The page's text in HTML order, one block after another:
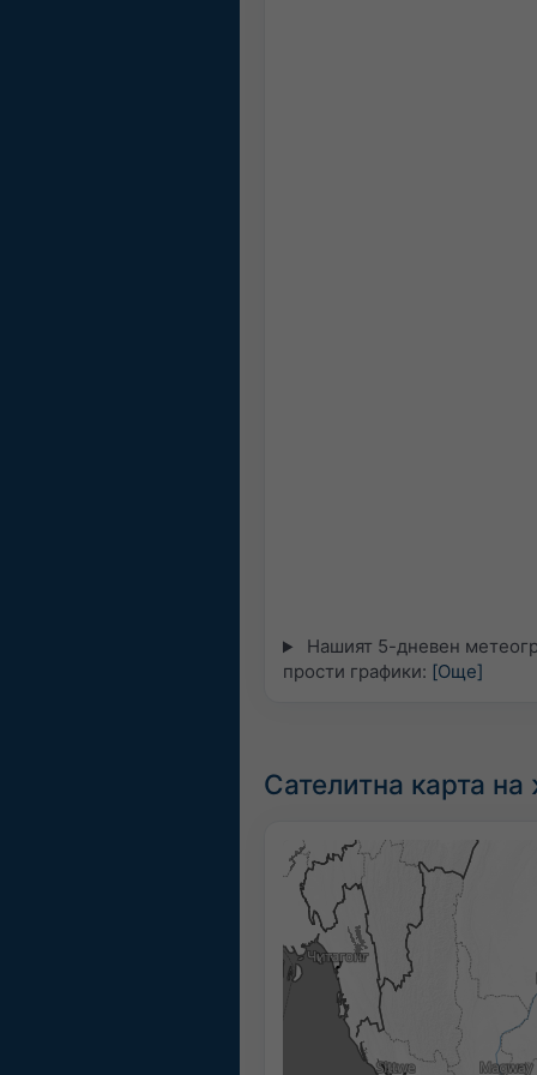
Нашият 5-дневен
прости графики: [Още]
Сателитна карта